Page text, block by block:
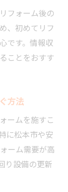
空間づく
改善法
の安心感
改修プラン
アイデア
用計画の作
い選び
フォーム後の
、初めてリフ
です。情報収
ことをおすす
方法
ームを施すこ
に松本市や安
ーム需要が高
り設備の更新